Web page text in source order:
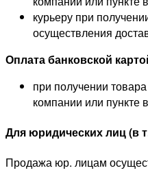
курьеру при
осуществления
Оплата банковской
при получении
компании или пункте
Для юридических лиц (в
Продажа юр. лицам